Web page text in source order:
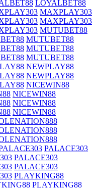
LOYALBET88
MAXPLAY303
MAXPLAY303
MUTUBET88
MUTUBET88
MUTUBET88
MUTUBET88
NEWPLAY88
NEWPLAY88
NICEWIN88
NICEWIN88
NICEWIN88
NICEWIN88
PALACE303
PALACE303
PALACE303
PLAYKING88
PLAYKING88